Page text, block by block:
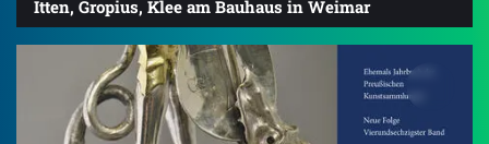
Itten, Gropius, Klee am Bauhaus in Weimar